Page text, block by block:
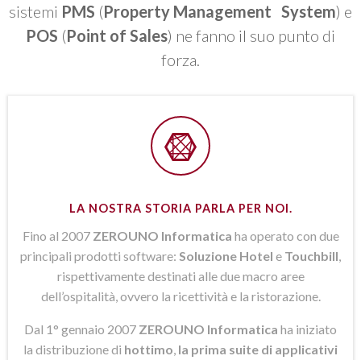
sistemi PMS (Property Management System) e
POS (Point of Sales) ne fanno il suo punto di
forza.
LA NOSTRA STORIA PARLA PER NOI.
Fino al 2007 ZEROUNO Informatica ha operato con due
principali prodotti software: Soluzione Hotel e Touchbill
rispettivamente destinati alle due macro aree
dell’ospitalità, ovvero la ricettività e la ristorazione.
Dal 1° gennaio 2007 ZEROUNO Informatica ha iniziato
la distribuzione di hottimo la prima suite di applicativi